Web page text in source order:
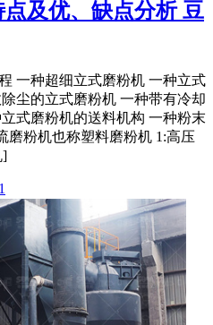
及优、缺点分析 豆
一种超细立式磨粉机 一种立式
尘的立式磨粉机 一种带有冷却
式磨粉机的送料机构 一种粉末
磨粉机也称塑料磨粉机 1:高压
]